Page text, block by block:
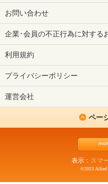
お問い合わせ
企業･会員の不正行為に対する
利用規約
プライバシーポリシー
運営会社
ペー
表示： スマ
©2013 Allied